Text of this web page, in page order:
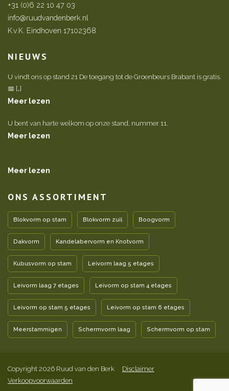
+31 (0)6 22 10 47 03
info@ruudvandenberk.nl
K.v.K. Eindhoven 17102368
NIEUWS
U vindt ons op stand 21 De toegang tot de Groenbeurs Brabant is gratis.
📅 […]
Meer lezen
U bent van harte welkom op onze stand, nummer 11.
Meer lezen
Meer lezen
ONS ASSORTIMENT
Blokvorm op stam Blokvorm zuil Boogvorm
Dakvorm Kandelabervorm en Knotvorm
Kubusvorm op stam Leivorm laag 5 etages
Leivorm laag 7 etages Leivorm op stam 4 etages
Leivorm op stam 5 etages Leivorm op stam 6 etages
Meerstammigen Schermvorm laag Schermvorm op stam
Copyright 2026 Ruud van den Berk
Disclaimer
Verkoopvoorwaarden